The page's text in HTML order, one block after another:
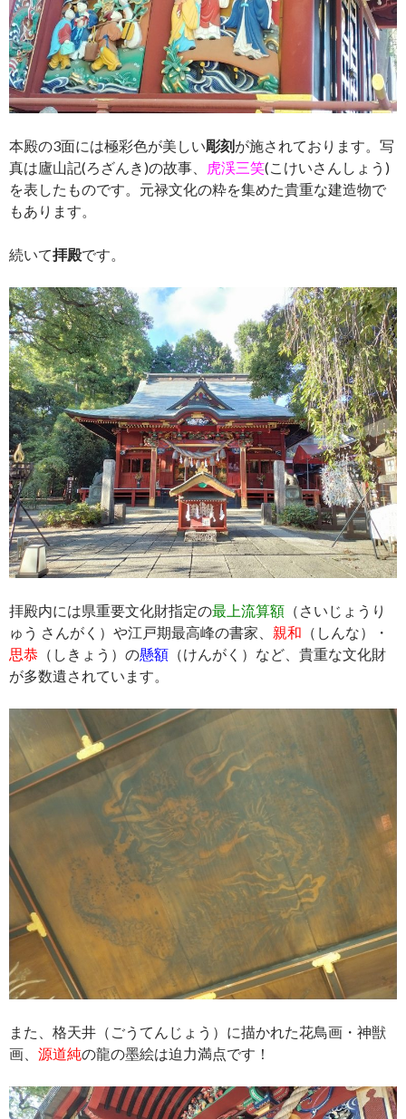
本殿の3面には極彩色が美しい彫刻が施されております。写
真は廬山記(ろざんき)の故事、
虎渓三笑(こけいさんしょう)
を表したものです。元禄文化の粋を集めた貴重な建造物で
もあります。
続いて拝殿です。
拝殿内には県重要文化財指定の最上流算額 （さいじょうり
ゅう さんがく）や江戸期最高峰の書家、 親和 （しんな）・
思恭 （しきょう）の懸額 （けんがく）など、貴重な文化財
が多数遺されています。
また、格天井（ごうてんじょう）に描かれた花鳥画・神獣
画、 源道純の龍の墨絵は迫力満点です！